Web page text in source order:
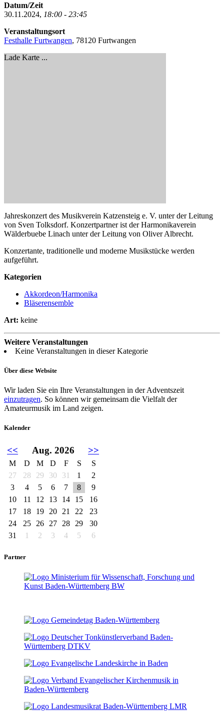
Datum/Zeit
30.11.2024, 18:00 - 23:45
Veranstaltungsort
Festhalle Furtwangen, 78120 Furtwangen
Lade Karte ...
Jahreskonzert des Musikverein Katzensteig e. V. unter der Leitung
von Sven Tolksdorf. Konzertpartner ist der Harmonikaverein
Wälderbuebe Linach unter der Leitung von Oliver Albrecht.
Konzertante, traditionelle und moderne Musikstücke werden
aufgeführt.
Kategorien
Akkordeon/Harmonika
Bläserensemble
Art: keine
Weitere Veranstaltungen
Keine Veranstaltungen in dieser Kategorie
Über diese Website
Wir laden Sie ein Ihre Veranstaltungen in der Adventszeit
einzutragen. So können wir gemeinsam die Vielfalt der
Amateurmusik im Land zeigen.
Kalender
<< Aug. 2026 >>
M D M D F S
S
27
28 29 30 31 1
2
3
4 5 6 7 8
9
10
11 12 13 14 15
16
17
18 19 20 21 22
23
24
25 26 27 28 29
30
31
1 2 3 4 5 6
Partner